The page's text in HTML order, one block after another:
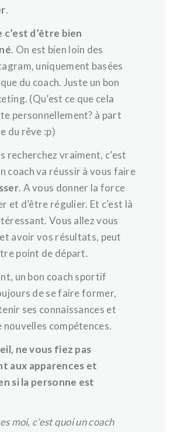
.
c’est d’être bien
. On est bien loin des
uniquement basées
du coach. Juste un bon
(Qu’est ce que cela
personnellement? à part
du rêve :p)
recherchez vraiment, c’est
coach va réussir à vous faire
. A vous donner la force
et d’être régulier. Et c’est là
Vous allez vous
avoir vos résultats, peut
point de départ.
un bon coach sportif
de se faire former,
ses connaissances et
nouvelles compétences.
ne vous fiez pas
aux apparences et
si la personne est
moi, c’est quoi un coach